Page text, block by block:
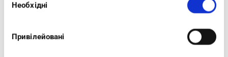
згоди
Необхідні
Привілейовані